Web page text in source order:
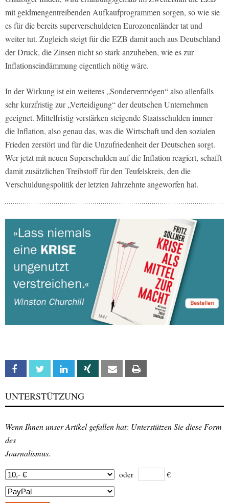
mit geldmengentreibenden Aufkaufprogrammen sorgen, so wie sie
es für die bereits superverschuldeten Eurozonenländer tat und
weiter tut. Zugleich steigt für die EZB damit auch aus Deutschland
der Druck, die Zinsen nicht so stark anzuheben, wie es zur
Inflationseindämmung eigentlich nötig wäre.
In der Wirkung ist ein weiteres „Sondervermögen“ also allenfalls
sehr kurzfristig zur „Verteidigung“ der deutschen Unternehmen
geeignet. Mittelfristig verstärken steigende Staatsschulden immer
die Inflation, also genau das, was die Wirtschaft und den sozialen
Frieden zerstört und für die Unzufriedenheit der Deutschen sorgt.
Wer jetzt mit neuen Superschulden auf die Inflation reagiert, schafft
damit zusätzlichen Treibstoff für den Teufelskreis, den die
Verschuldungspolitik der letzten Jahrzehnte angeworfen hat.
Facebook Twitter Linkedin Xing Email
UNTERSTÜTZUNG
Wenn Ihnen unser Artikel gefallen hat: Unterstützen Sie diese Form
des
Journalismus.
oder €